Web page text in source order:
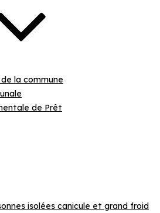
la commune
de Prêt
isolées canicule et grand froid